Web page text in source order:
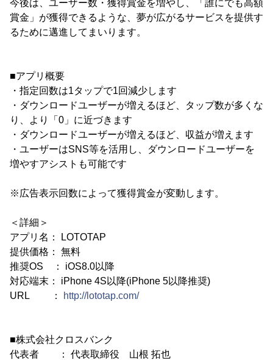
今後は、ユーザー数・獲得賞金を増やし、「誰にでも高額
賞金」が獲得できるような、夢が広がるサービスを提供す
るために邁進してまいります。
■アプリ概要
・指定回数は1タップで1回減少します
・ダウンロードユーザーが増えるほど、タップ数が多くな
り、より「0」に近づきます
・ダウンロードユーザーが増えるほど、収益が増えます
・ユーザーはSNS等を活用し、ダウンロードユーザーを
増やすアシストも可能です
※広告表示回数によって獲得賞金が変動します。
＜詳細＞
アプリ名： LOTOTAP
提供価格： 無料
推奨OS ： iOS8.0以降
対応端末： iPhone 4S以降(iPhone 5以降推奨)
URL ：
http://lototap.com/
■株式会社クロスバンク
代表者 ： 代表取締役 山根 拓也